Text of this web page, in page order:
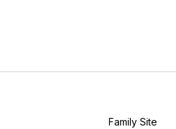
Family Site